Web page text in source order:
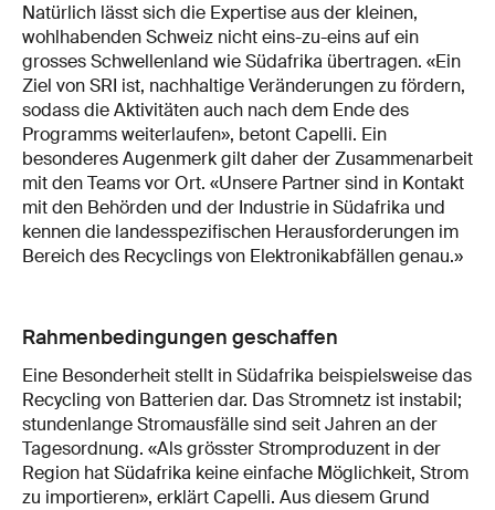
Natürlich lässt sich die Expertise aus der kleinen,
wohlhabenden Schweiz nicht eins-zu-eins auf ein
grosses Schwellenland wie Südafrika übertragen. «Ein
Ziel von SRI ist, nachhaltige Veränderungen zu fördern,
sodass die Aktivitäten auch nach dem Ende des
Programms weiterlaufen», betont Capelli. Ein
besonderes Augenmerk gilt daher der Zusammenarbeit
mit den Teams vor Ort. «Unsere Partner sind in Kontakt
mit den Behörden und der Industrie in Südafrika und
kennen die landesspezifischen Herausforderungen im
Bereich des Recyclings von Elektronikabfällen genau.»
Rahmenbedingungen geschaffen
Eine Besonderheit stellt in Südafrika beispielsweise das
Recycling von Batterien dar. Das Stromnetz ist instabil;
stundenlange Stromausfälle sind seit Jahren an der
Tagesordnung. «Als grösster Stromproduzent in der
Region hat Südafrika keine einfache Möglichkeit, Strom
zu importieren», erklärt Capelli. Aus diesem Grund